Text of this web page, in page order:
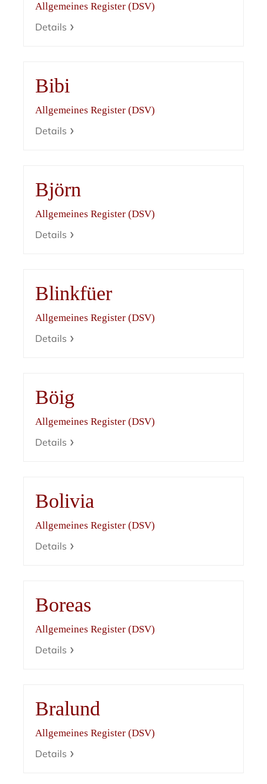
Allgemeines Register (DSV)
Details
Bibi
Allgemeines Register (DSV)
Details
Björn
Allgemeines Register (DSV)
Details
Blinkfüer
Allgemeines Register (DSV)
Details
Böig
Allgemeines Register (DSV)
Details
Bolivia
Allgemeines Register (DSV)
Details
Boreas
Allgemeines Register (DSV)
Details
Bralund
Allgemeines Register (DSV)
Details